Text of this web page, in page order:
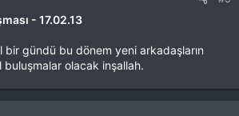
- 17.02.13
gündü bu dönem yeni arkadaşların
buluşmalar olacak inşallah.